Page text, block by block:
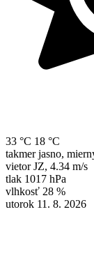
33 °C 18 °C
takmer jasno,
vietor JZ, 4.34 m/s
tlak 1017 hPa
vlhkosť 28 %
utorok 11. 8. 2026